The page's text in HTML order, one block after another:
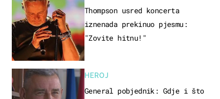
Thompson usred koncerta
iznenada prekinuo pjesmu:
"Zovite hitnu!"
HEROJ
General pobjednik: Gdje i što